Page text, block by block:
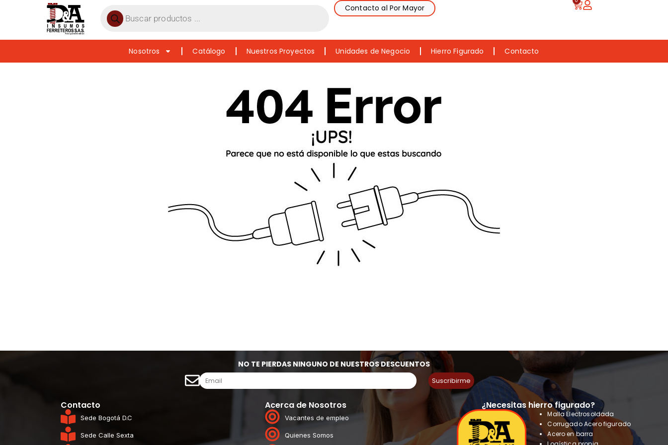
Contacto al Por Mayor
Nosotros Catálogo Nuestros Proyectos Unidades de Negocio Hierro Figurado Contacto
NO TE PIERDAS NINGUNO DE NUESTROS DESCUENTOS
Suscribirme
Contacto
Sede Bogotá D.C
Sede Calle Sexta
Acerca de Nosotros
Vacantes de empleo
Quienes Somos
¿Necesitas hierro figurado?
Malla Electrosoldada
Corrugado Acero figurado
Acero en barra